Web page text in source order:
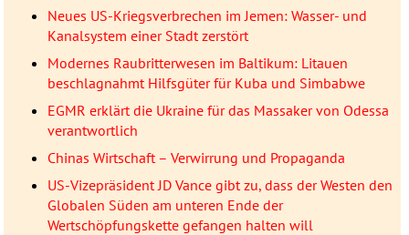
Neues US-Kriegsverbrechen im Jemen: Wasser- und
Kanalsystem einer Stadt zerstört
Modernes Raubritterwesen im Baltikum: Litauen
beschlagnahmt Hilfsgüter für Kuba und Simbabwe
EGMR erklärt die Ukraine für das Massaker von Odessa
verantwortlich
Chinas Wirtschaft – Verwirrung und Propaganda
US-Vizepräsident JD Vance gibt zu, dass der Westen den
Globalen Süden am unteren Ende der
Wertschöpfungskette gefangen halten will